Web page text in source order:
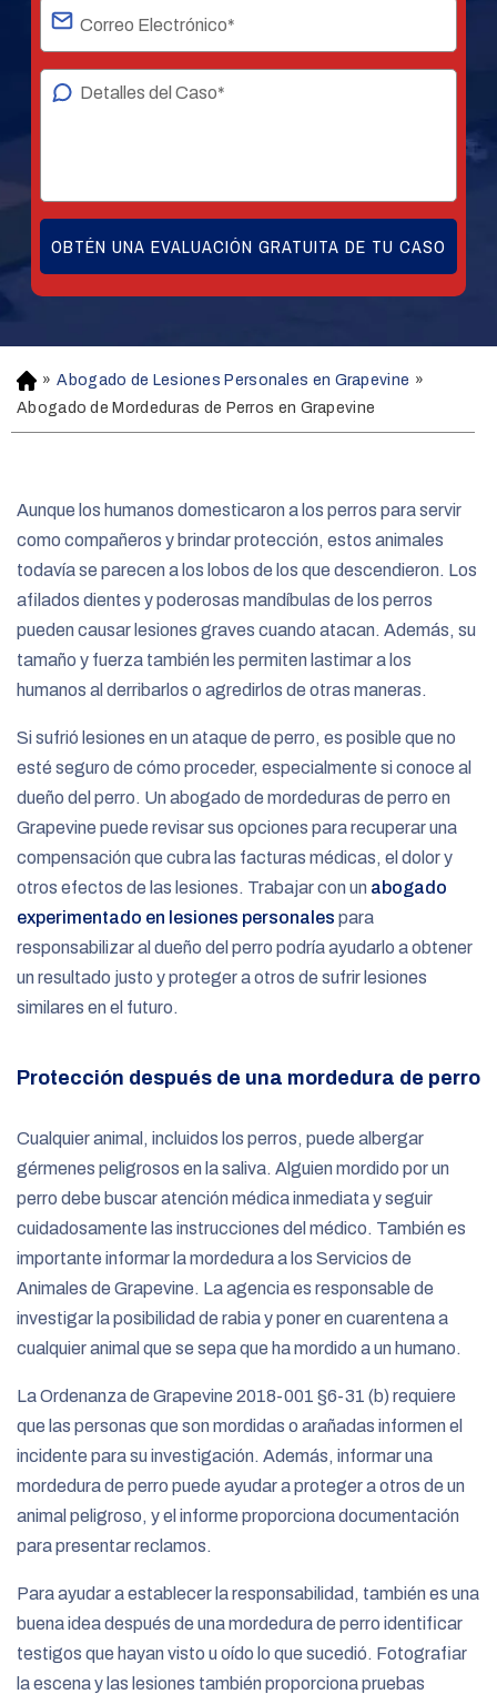
H
o
m
» Abogado de Lesiones Personales en Grapevine »
Abogado de Mordeduras de Perros en Grapevine
Aunque los humanos domesticaron a los perros para servir
como compañeros y brindar protección, estos animales
todavía se parecen a los lobos de los que descendieron. Los
afilados dientes y poderosas mandíbulas de los perros
pueden causar lesiones graves cuando atacan. Además, su
tamaño y fuerza también les permiten lastimar a los
humanos al derribarlos o agredirlos de otras maneras.
Si sufrió lesiones en un ataque de perro, es posible que no
esté seguro de cómo proceder, especialmente si conoce al
dueño del perro. Un abogado de mordeduras de perro en
Grapevine puede revisar sus opciones para recuperar una
compensación que cubra las facturas médicas, el dolor y
otros efectos de las lesiones. Trabajar con un abogado
experimentado en lesiones personales para
responsabilizar al dueño del perro podría ayudarlo a obtener
un resultado justo y proteger a otros de sufrir lesiones
similares en el futuro.
Protección después de una mordedura de perro
Cualquier animal, incluidos los perros, puede albergar
gérmenes peligrosos en la saliva. Alguien mordido por un
perro debe buscar atención médica inmediata y seguir
cuidadosamente las instrucciones del médico. También es
importante informar la mordedura a los Servicios de
Animales de Grapevine. La agencia es responsable de
investigar la posibilidad de rabia y poner en cuarentena a
cualquier animal que se sepa que ha mordido a un humano.
La Ordenanza de Grapevine 2018-001 §6-31 (b) requiere
que las personas que son mordidas o arañadas informen el
incidente para su investigación. Además, informar una
mordedura de perro puede ayudar a proteger a otros de un
animal peligroso, y el informe proporciona documentación
para presentar reclamos.
Para ayudar a establecer la responsabilidad, también es una
buena idea después de una mordedura de perro identificar
testigos que hayan visto u oído lo que sucedió. Fotografiar
la escena y las lesiones también proporciona pruebas